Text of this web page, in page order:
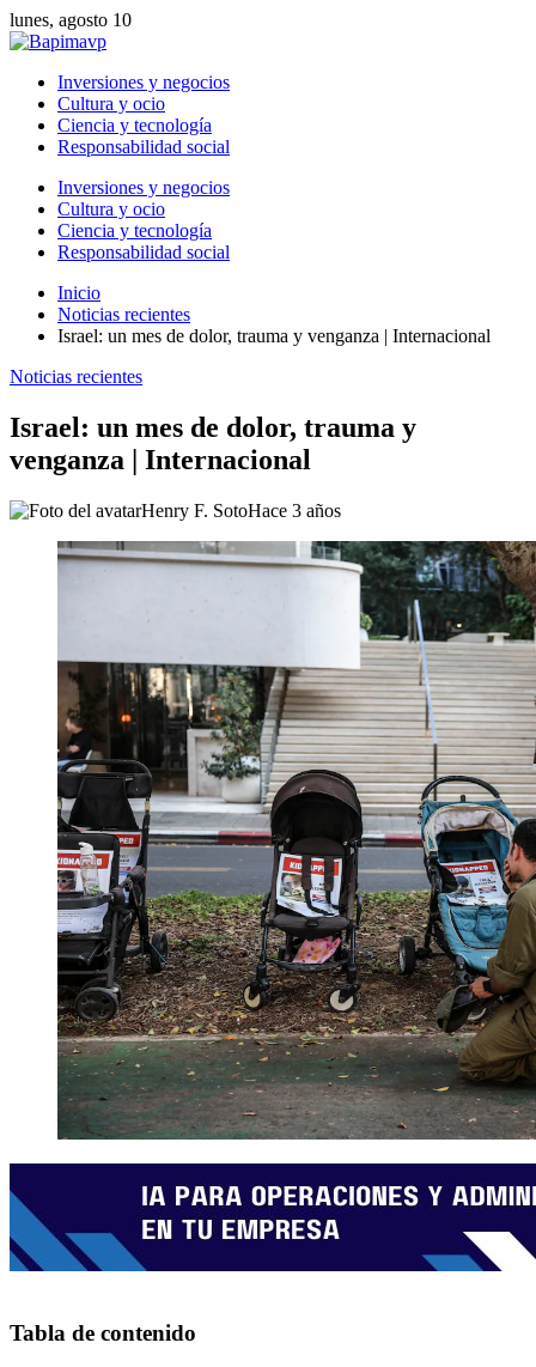
lunes, agosto 10
Inversiones y negocios
Cultura y ocio
Ciencia y tecnología
Responsabilidad social
Inversiones y negocios
Cultura y ocio
Ciencia y tecnología
Responsabilidad social
Inicio
Noticias recientes
Israel: un mes de dolor, trauma y venganza | Internacional
Noticias recientes
Israel: un mes de dolor, trauma y
venganza | Internacional
Henry F. SotoHace 3 años
Tabla de contenido